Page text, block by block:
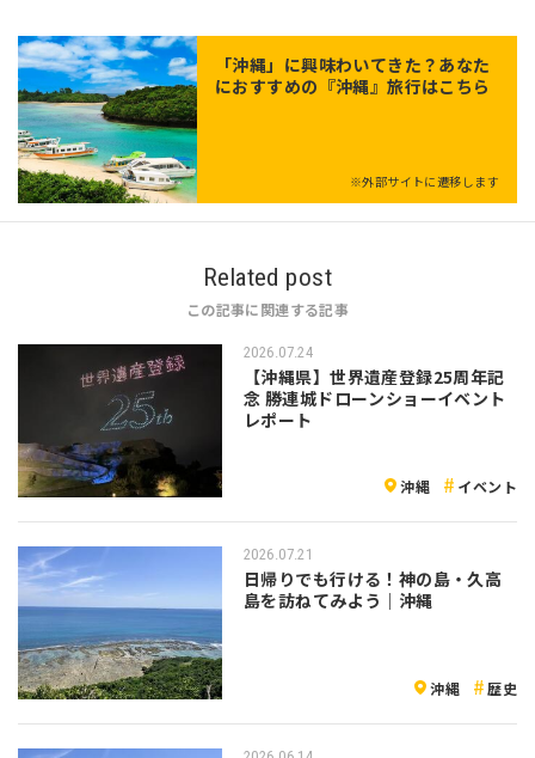
「沖縄 」に興味わいてきた？あなた
におすすめの『沖縄』旅行はこちら
※外部サイトに遷移します
Related post
この記事に関連する記事
2026.07.24
【沖縄県】世界遺産登録25周年記
念 勝連城ドローンショーイベント
レポート
沖縄 イベント
2026.07.21
日帰りでも行ける！神の島・久高
島を訪ねてみよう｜沖縄
沖縄 歴史